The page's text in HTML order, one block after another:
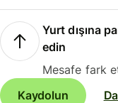
Yurt dışına
edin
Mesafe fark
Kaydolun